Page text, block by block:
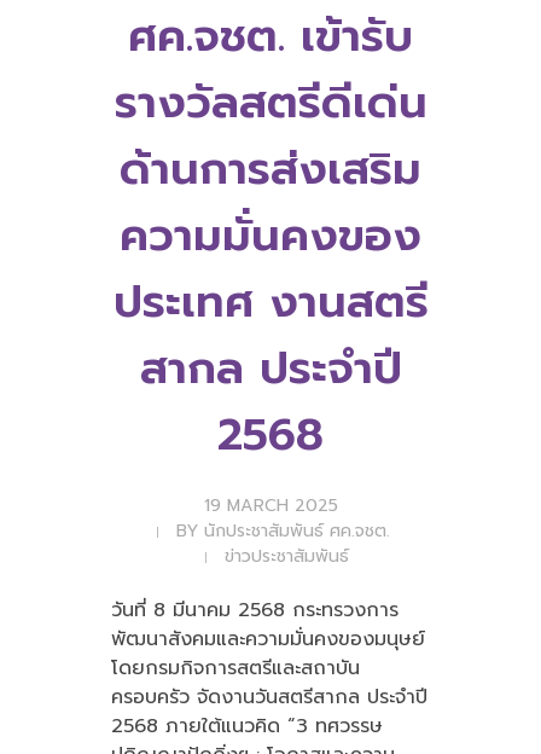
ศค.จชต. เข้ารับ
รางวัลสตรีดีเด่น
ด้านการส่งเสริม
ความมั่นคงของ
ประเทศ งานสตรี
สากล ประจำปี
2568
19 MARCH 2025
BY นักประชาสัมพันธ์ ศค.จชต.
ข่าวประชาสัมพันธ์
วันที่ 8 มีนาคม 2568 กระทรวงการ
พัฒนาสังคมและความมั่นคงของมนุษย์
โดยกรมกิจการสตรีและสถาบัน
ครอบครัว จัดงานวันสตรีสากล ประจำปี
2568 ภายใต้แนวคิด “3 ทศวรรษ